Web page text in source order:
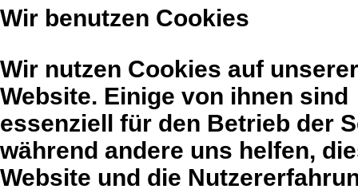
Wir benutzen Cookies
Wir nutzen Cookies auf unserer
Website. Einige von ihnen sind
essenziell für den Betrieb der
während andere uns helfen,
Website und die